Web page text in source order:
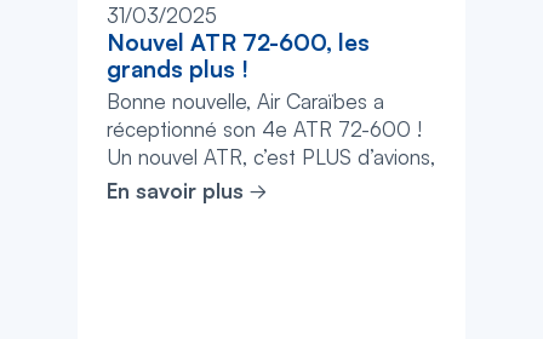
31/03/2025
Nouvel ATR 72-600, les
grands plus !
Bonne nouvelle, Air Caraïbes a
réceptionné son 4e ATR 72-600 !
Un nouvel ATR, c’est PLUS d’avions,
PLUS de flexibilité, PLUS de
En savoir plus